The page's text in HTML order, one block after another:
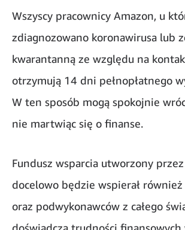
Wszyscy pracownicy Amazon, u
zdiagnozowano koronawirusa lub
kwarantanną ze względu na
otrzymują 14 dni pełnopłatnego
W ten sposób mogą spokojnie
nie martwiąc się o finanse.
Fundusz wsparcia utworzony
docelowo będzie wspierał
oraz podwykonawców z całego